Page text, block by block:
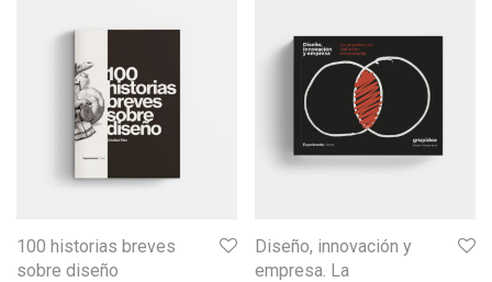
100 historias breves
sobre diseño
Diseño, innovación y
empresa. La